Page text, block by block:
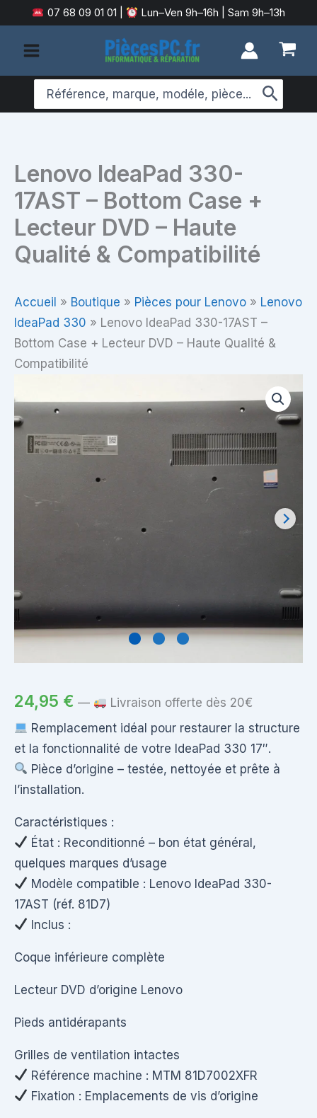
au
contenu
07 68 09 01 01 Lun–Ven 9h–16h | Sam 9h–13h
Search
for:
Lenovo IdeaPad 330-
17AST – Bottom Case +
Lecteur DVD – Haute
Qualité & Compatibilité
Accueil » Boutique » Pièces pour Lenovo » Lenovo
IdeaPad 330 » Lenovo IdeaPad 330-17AST –
Bottom Case + Lecteur DVD – Haute Qualité &
Compatibilité
24,95 € —
Livraison offerte dès 20€
Remplacement idéal pour restaurer la structure
et la fonctionnalité de votre IdeaPad 330 17″.
Pièce d’origine – testée, nettoyée et prête à
l’installation.
Caractéristiques :
État : Reconditionné – bon état général,
quelques marques d’usage
Modèle compatible : Lenovo IdeaPad 330-
17AST (réf. 81D7)
Inclus :
Coque inférieure complète
Lecteur DVD d’origine Lenovo
Pieds antidérapants
Grilles de ventilation intactes
Référence machine : MTM 81D7002XFR
Fixation : Emplacements de vis d’origine